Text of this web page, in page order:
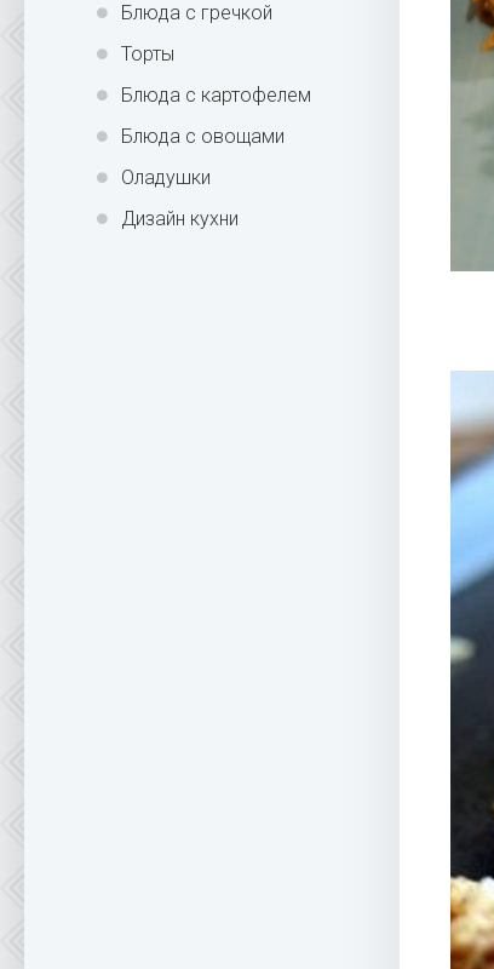
Блюда с гречкой
Торты
Блюда с картофелем
Блюда с овощами
Оладушки
Дизайн кухни